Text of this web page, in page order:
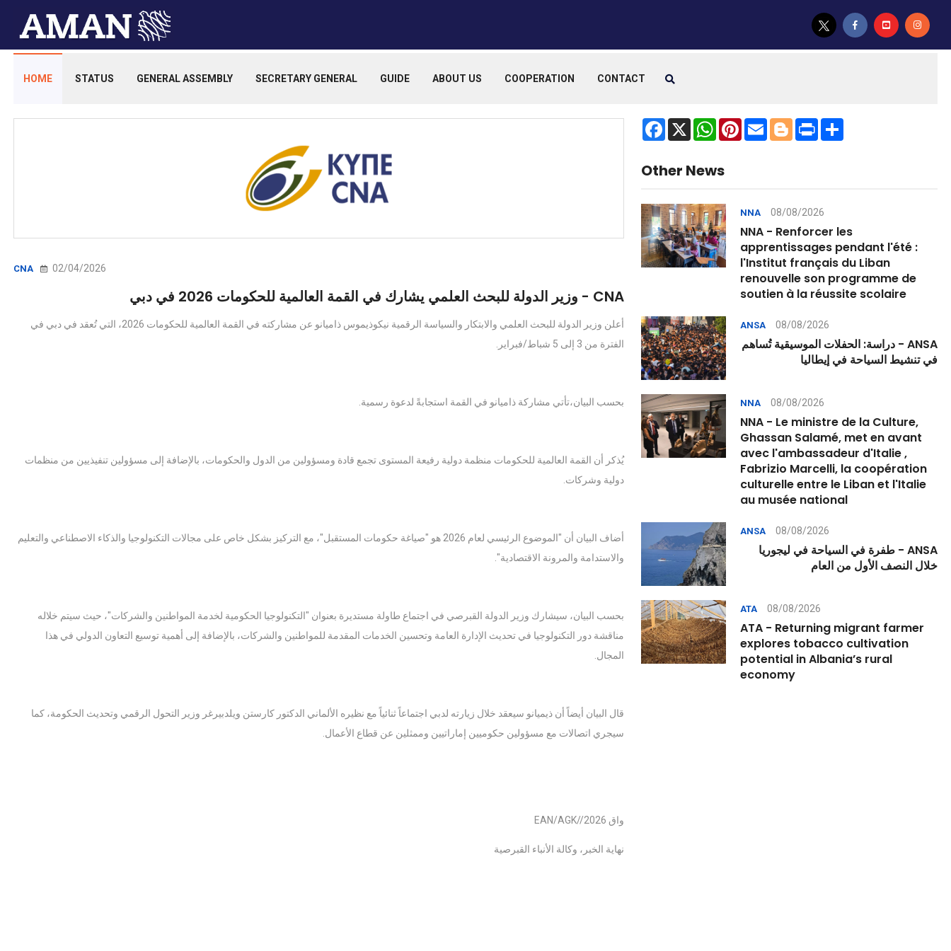
HOME STATUS GENERAL ASSEMBLY SECRETARY GENERAL GUIDE ABOUT US COOPERATION CONTACT
CNA 02/04/2026
CNA - وزير الدولة للبحث العلمي يشارك في القمة العالمية للحكومات 2026 في دبي
أعلن وزير الدولة للبحث العلمي والابتكار والسياسة الرقمية نيكوذيموس ذاميانو عن مشاركته في القمة العالمية للحكومات 2026، التي تُعقد في دبي في
الفترة من 3 إلى 5 شباط/فبراير.
بحسب البيان،تأتي مشاركة ذاميانو في القمة استجابةً لدعوة رسمية.
يُذكر أن القمة العالمية للحكومات منظمة دولية رفيعة المستوى تجمع قادة ومسؤولين من الدول والحكومات، بالإضافة إلى مسؤولين تنفيذيين من منظمات
دولية وشركات.
أضاف البيان أن "الموضوع الرئيسي لعام 2026 هو "صياغة حكومات المستقبل"، مع التركيز بشكل خاص على مجالات التكنولوجيا والذكاء الاصطناعي والتعليم
والاستدامة والمرونة الاقتصادية".
بحسب البيان، سيشارك وزير الدولة القبرصي في اجتماع طاولة مستديرة بعنوان "التكنولوجيا الحكومية لخدمة المواطنين والشركات"، حيث سيتم خلاله
مناقشة دور التكنولوجيا في تحديث الإدارة العامة وتحسين الخدمات المقدمة للمواطنين والشركات، بالإضافة إلى أهمية توسيع التعاون الدولي في هذا
المجال.
قال البيان أيضاً أن ذيميانو سيعقد خلال زيارته لدبي اجتماعاً ثنائياً مع نظيره الألماني الدكتور كارستن ويلدبيرغر وزير التحول الرقمي وتحديث الحكومة، كما
سيجري اتصالات مع مسؤولين حكوميين إماراتيين وممثلين عن قطاع الأعمال.
واق EAN/AGK//2026
نهاية الخبر، وكالة الأنباء القبرصية
Facebook
X WhatsApp
Pinterest
EmailBlogger
Print Share
Other News
NNA 08/08/2026
NNA - Renforcer les
apprentissages pendant l'été :
l'Institut français du Liban
renouvelle son programme de
soutien à la réussite scolaire
ANSA 08/08/2026
ANSA - دراسة: الحفلات الموسيقية تُساهم
في تنشيط السياحة في إيطاليا
NNA 08/08/2026
NNA - Le ministre de la Culture,
Ghassan Salamé, met en avant
avec l'ambassadeur d'Italie ,
Fabrizio Marcelli, la coopération
culturelle entre le Liban et l'Italie
au musée national
ANSA 08/08/2026
ANSA - طفرة في السياحة في ليجوريا
خلال النصف الأول من العام
ATA 08/08/2026
ATA - Returning migrant farmer
explores tobacco cultivation
potential in Albania’s rural
economy